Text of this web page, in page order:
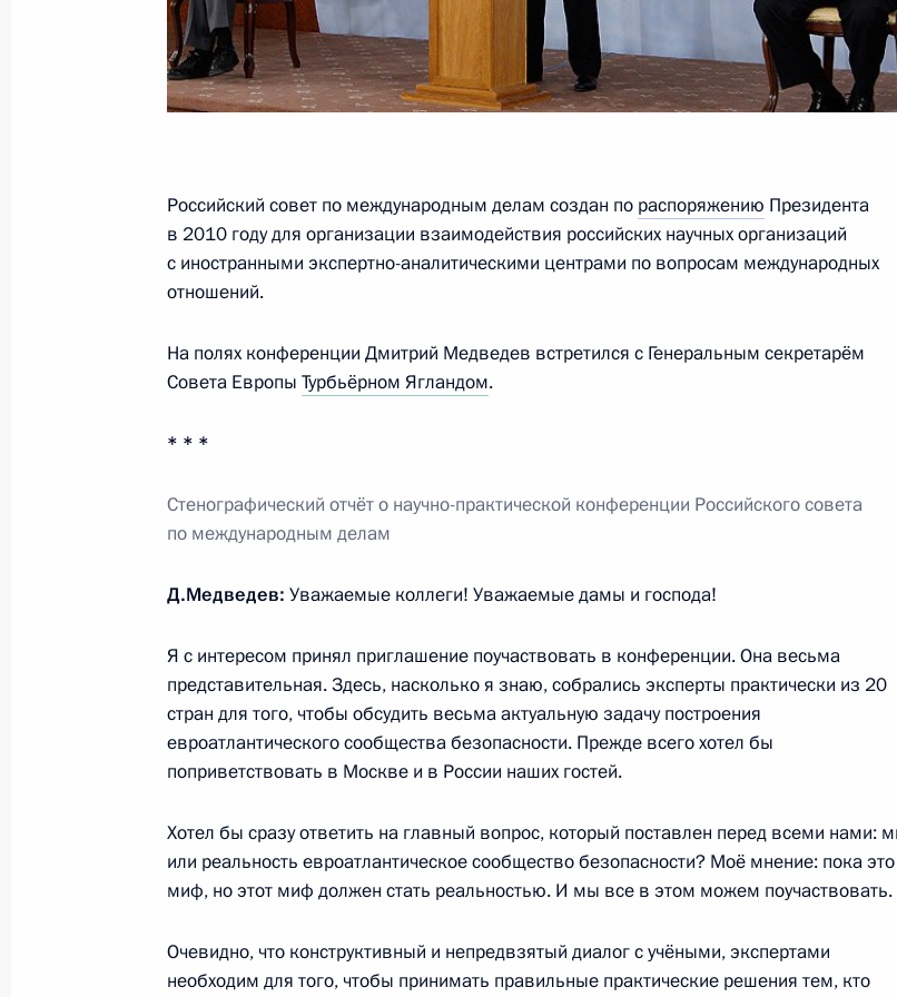
Ягландом
20 мая 2011 года, 14:30
Ягландом
23 декабря 2009 года, 17:00
Встреча с военнослужащими Военно-Морского Флота
26 июля 2026 года
Разделы сайта
События
Структура
Видео и фото
Документы
Поиск
Для СМИ
Справочник
Информационные
Президент России
Текущий ресурс
Конституция России
Государственная
Президент России —
гражданам школьного
возраста
Владимир Путин —
личный сайт
Официальные
MAX
ВКонтакте
Rutube
Telegram-канал
О портале
Российский совет по международным делам создан по распоряжению Президента
в 2010 году для организации взаимодействия российских научных организаций
с иностранными экспертно-аналитическими центрами по вопросам международных
отношений.
На полях конференции Дмитрий Медведев встретился с Генеральным секретарём
Совета Европы Турбьёрном Ягландом.
* * *
Стенографический отчёт о научно-практической конференции Российского совета
по международным делам
Д.Медведев: Уважаемые коллеги! Уважаемые дамы и господа!
Я с интересом принял приглашение поучаствовать в конференции. Она весьма
представительная. Здесь, насколько я знаю, собрались эксперты практически из 20
стран для того, чтобы обсудить весьма актуальную задачу построения
евроатлантического сообщества безопасности. Прежде всего хотел бы
поприветствовать в Москве и в России наших гостей.
Хотел бы сразу ответить на главный вопрос, который поставлен перед всеми нами:
или реальность евроатлантическое сообщество безопасности? Моё мнение: пока это
миф, но этот миф должен стать реальностью. И мы все в этом можем поучаствовать.
Очевидно, что конструктивный и непредвзятый диалог с учёными, экспертами
необходим для того, чтобы принимать правильные практические решения тем, кто